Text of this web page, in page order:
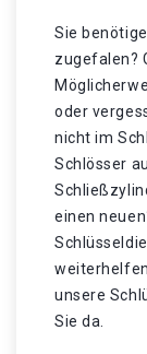
Sie
zugefalen?
oder
nicht im
Schlösser
einen
unsere
Sie da.